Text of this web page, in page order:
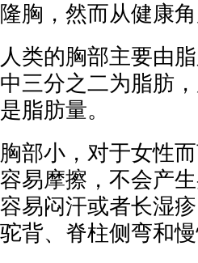
隆胸，然而从健康
人类的胸部主要由
中三分之二为脂肪
是脂肪量。
胸部小，对于女性
容易摩擦，不会产
容易闷汗或者长湿
驼背、脊柱侧弯和